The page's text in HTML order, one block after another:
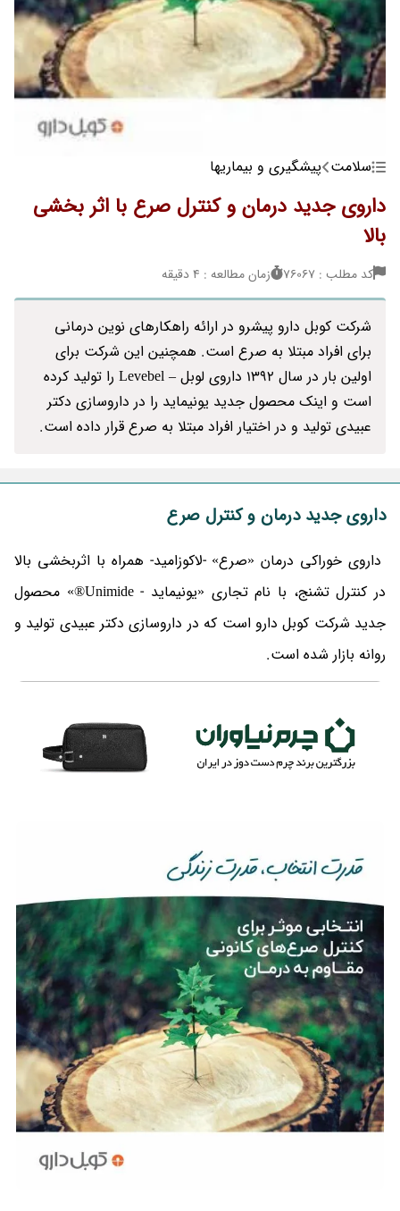
سلامت پیشگیری و بیماریها
داروی جدید درمان و کنترل صرع با اثر بخشی
بالا
کد مطلب : 76067 زمان مطالعه : 4 دقیقه
شرکت کوبل دارو پیشرو در ارائه راهکارهای نوین درمانی
برای افراد مبتلا به صرع است. همچنین این شرکت برای
اولین بار در سال 1392 داروی لوبل – Levebel را تولید کرده
است و اینک محصول جدید یونیماید را در داروسازی دکتر
عبیدی تولید و در اختیار افراد مبتلا به صرع قرار داده است.
داروی جدید درمان و کنترل صرع
داروی خوراکی درمان «صرع» -لاکوزامید- همراه با اثربخشی بالا
در کنترل تشنج، با نام تجاری «یونیماید - Unimide®» محصول
جدید شرکت کوبل دارو است که در داروسازی دکتر عبیدی تولید و
روانه بازار شده است.